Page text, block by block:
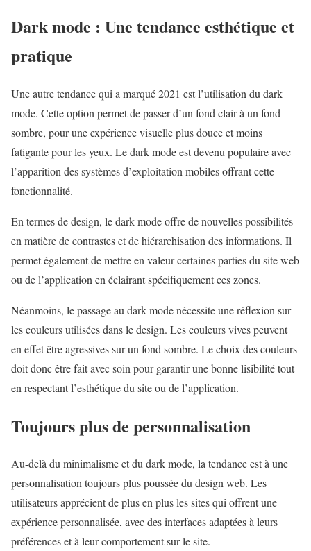
Dark mode : Une tendance esthétique et
pratique
Une autre tendance qui a marqué 2021 est l’utilisation du dark
mode. Cette option permet de passer d’un fond clair à un fond
sombre, pour une expérience visuelle plus douce et moins
fatigante pour les yeux. Le dark mode est devenu populaire avec
l’apparition des systèmes d’exploitation mobiles offrant cette
fonctionnalité.
En termes de design, le dark mode offre de nouvelles possibilités
en matière de contrastes et de hiérarchisation des informations. Il
permet également de mettre en valeur certaines parties du site web
ou de l’application en éclairant spécifiquement ces zones.
Néanmoins, le passage au dark mode nécessite une réflexion sur
les couleurs utilisées dans le design. Les couleurs vives peuvent
en effet être agressives sur un fond sombre. Le choix des couleurs
doit donc être fait avec soin pour garantir une bonne lisibilité tout
en respectant l’esthétique du site ou de l’application.
Toujours plus de personnalisation
Au-delà du minimalisme et du dark mode, la tendance est à une
personnalisation toujours plus poussée du design web. Les
utilisateurs apprécient de plus en plus les sites qui offrent une
expérience personnalisée, avec des interfaces adaptées à leurs
préférences et à leur comportement sur le site.